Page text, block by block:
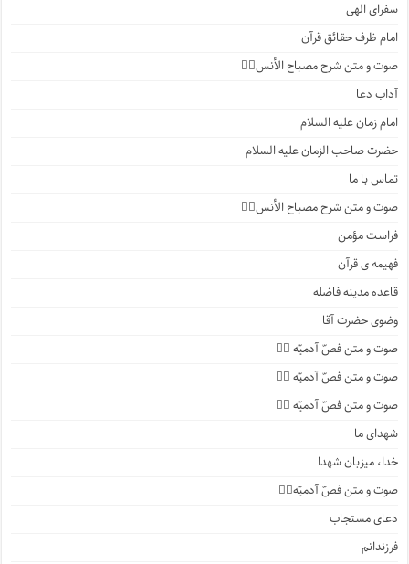
سفرای الهی
امام ظرف حقائق قرآن
صوت و متن شرح مصباح الأنس۲️⃣
آداب دعا
امام زمان علیه السلام
حضرت صاحب الزمان علیه السلام
تماس با ما
صوت و متن شرح مصباح الأنس۱️⃣
فراست مؤمن
فهیمه ی قرآن
قاعده مدینه فاضله
وضوی حضرت آقا
صوت و متن فصّ آدمیّه ۴️⃣
صوت و متن فصّ آدمیّه ۳️⃣
صوت و متن فصّ آدمیّه ۲️⃣
شهدای ما
خدا، میزبان شهدا
صوت و متن فصّ آدمیّه۱️⃣
دعای مستجاب
فرزندانم